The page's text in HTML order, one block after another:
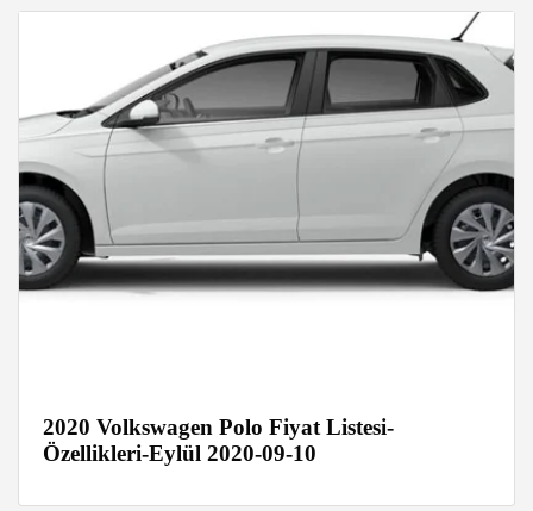
2020 Volkswagen Polo Fiyat Listesi-
Özellikleri-Eylül 2020-09-10